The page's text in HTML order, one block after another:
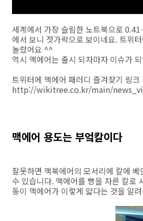
세계에서 가장 슬림한 노트북으로
에서 보니 젓가락으로 보이네요. 트위
놀랐어요 ^^
역시 맥에어는 출시 되자마자 이슈가
트위터에 맥에어 패러디 즐겨찾기 링크
http://wikitree.co.kr/main/
맥에어 용도는 부엌칼이다
잘못하면 맥북에어의 모서리에 칼에
수 있습니다. 맥에어를 빵을 자른 칼로
동이 맥에어가 이렇게 얇다는 것을 알